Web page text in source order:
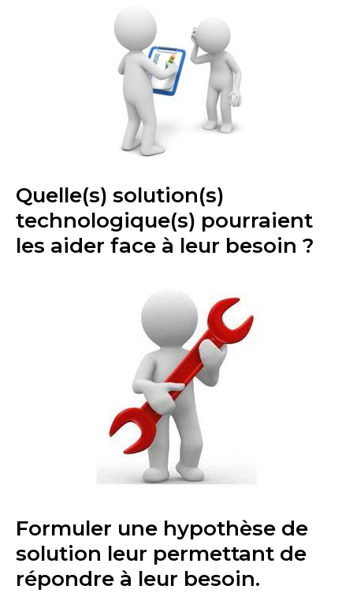
Quelle(s) solution(s)
technologique(s) pourraient
les aider face à leur besoin ?
Formuler une hypothèse de
solution leur permettant de
répondre à leur besoin.